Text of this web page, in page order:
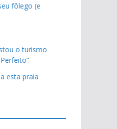
fôlego (e
o turismo
esta praia